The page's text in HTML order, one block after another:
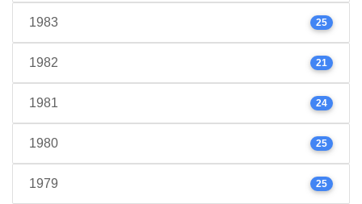
1983 25
1982 21
1981 24
1980 25
1979 25